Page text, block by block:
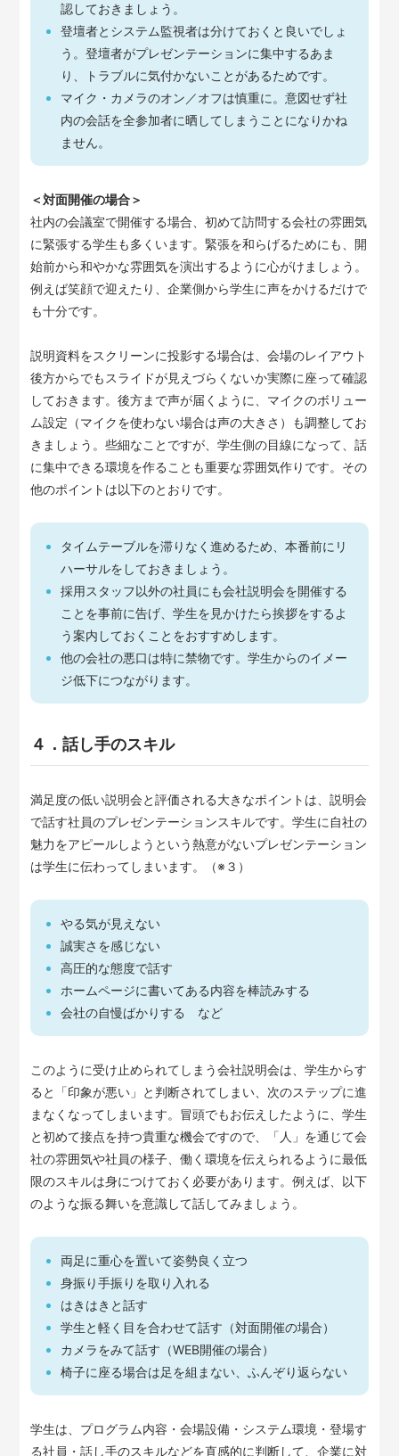
認しておきましょう。
登壇者とシステム監視者は分けておくと良いでしょ
う。登壇者がプレゼンテーションに集中するあま
り、トラブルに気付かないことがあるためです。
マイク・カメラのオン／オフは慎重に。意図せず社
内の会話を全参加者に晒してしまうことになりかね
ません。
＜対面開催の場合＞
社内の会議室で開催する場合、初めて訪問する会社の雰囲気
に緊張する学生も多くいます。緊張を和らげるためにも、開
始前から和やかな雰囲気を演出するように心がけましょう。
例えば笑顔で迎えたり、企業側から学生に声をかけるだけで
も十分です。
説明資料をスクリーンに投影する場合は、会場のレイアウト
後方からでもスライドが見えづらくないか実際に座って確認
しておきます。後方まで声が届くように、マイクのボリュー
ム設定（マイクを使わない場合は声の大きさ）も調整してお
きましょう。些細なことですが、学生側の目線になって、話
に集中できる環境を作ることも重要な雰囲気作りです。その
他のポイントは以下のとおりです。
タイムテーブルを滞りなく進めるため、本番前にリ
ハーサルをしておきましょう。
採用スタッフ以外の社員にも会社説明会を開催する
ことを事前に告げ、学生を見かけたら挨拶をするよ
う案内しておくことをおすすめします。
他の会社の悪口は特に禁物です。学生からのイメー
ジ低下につながります。
４．話し手のスキル
満足度の低い説明会と評価される大きなポイントは、説明会
で話す社員のプレゼンテーションスキルです。学生に自社の
魅力をアピールしようという熱意がないプレゼンテーション
は学生に伝わってしまいます。（※３）
やる気が見えない
誠実さを感じない
高圧的な態度で話す
ホームページに書いてある内容を棒読みする
会社の自慢ばかりする など
このように受け止められてしまう会社説明会は、学生からす
ると「印象が悪い」と判断されてしまい、次のステップに進
まなくなってしまいます。冒頭でもお伝えしたように、学生
と初めて接点を持つ貴重な機会ですので、「人」を通じて会
社の雰囲気や社員の様子、働く環境を伝えられるように最低
限のスキルは身につけておく必要があります。例えば、以下
のような振る舞いを意識して話してみましょう。
両足に重心を置いて姿勢良く立つ
身振り手振りを取り入れる
はきはきと話す
学生と軽く目を合わせて話す（対面開催の場合）
カメラをみて話す（WEB開催の場合）
椅子に座る場合は足を組まない、ふんぞり返らない
学生は、プログラム内容・会場設備・システム環境・登場す
る社員・話し手のスキルなどを直感的に判断して、企業に対